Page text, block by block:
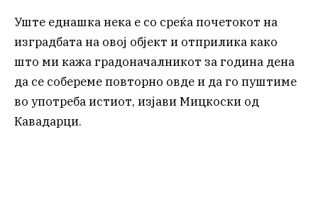
Уште еднашка нека е со среќа почетокот на
изградбата на овој објект и отприлика како
што ми кажа градоначалникот за година дена
да се собереме повторно овде и да го пуштиме
во употреба истиот, изјави Мицкоски од
Кавадарци.